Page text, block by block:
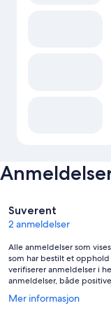
Anmeldelser
Suverent
2 anmeldelser
Alle anmeldelser som
som har bestilt et opphold
verifiserer anmeldelser i
anmeldelser, både
Mer informasjon
Åpnes